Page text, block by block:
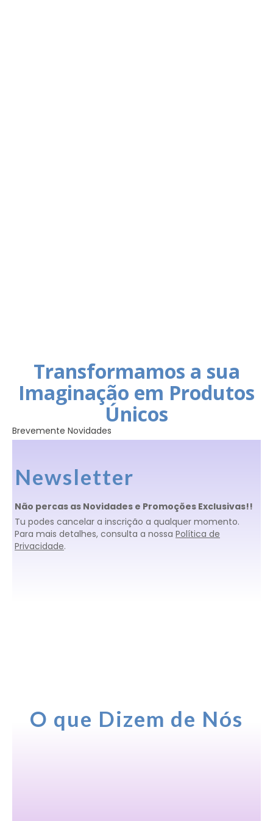
Transformamos a sua
Imaginação em Produtos
Únicos
Brevemente Novidades
Newsletter
Não percas as Novidades e Promoções Exclusivas!!
Tu podes cancelar a inscrição a qualquer momento.
Para mais detalhes, consulta a nossa Política de
Privacidade.
O que Dizem de Nós